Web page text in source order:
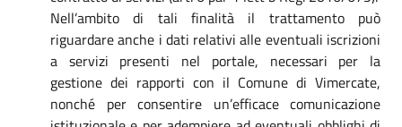
Nell’ambito di tali finalità il trattamento può
riguardare anche i dati relativi alle eventuali iscrizioni
a servizi presenti nel portale, necessari per la
gestione dei rapporti con il Comune di Vimercate,
nonché per consentire un’efficace comunicazione